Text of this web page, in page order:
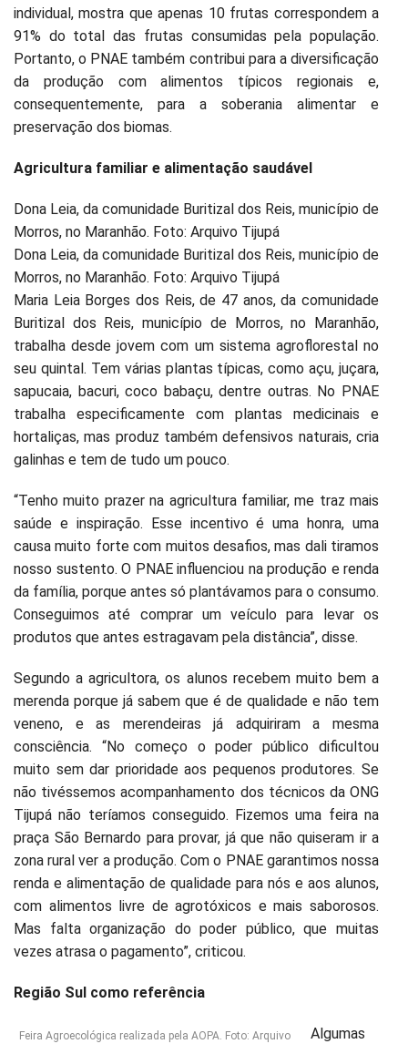
individual, mostra que apenas 10 frutas correspondem a
91% do total das frutas consumidas pela população.
Portanto, o PNAE também contribui para a diversificação
da produção com alimentos típicos regionais e,
consequentemente, para a soberania alimentar e
preservação dos biomas.
Agricultura familiar e alimentação saudável
Dona Leia, da comunidade Buritizal dos Reis, município de
Morros, no Maranhão. Foto: Arquivo Tijupá
Dona Leia, da comunidade Buritizal dos Reis, município de
Morros, no Maranhão. Foto: Arquivo Tijupá
Maria Leia Borges dos Reis, de 47 anos, da comunidade
Buritizal dos Reis, município de Morros, no Maranhão,
trabalha desde jovem com um sistema agroflorestal no
seu quintal. Tem várias plantas típicas, como açu, juçara,
sapucaia, bacuri, coco babaçu, dentre outras. No PNAE
trabalha especificamente com plantas medicinais e
hortaliças, mas produz também defensivos naturais, cria
galinhas e tem de tudo um pouco.
“Tenho muito prazer na agricultura familiar, me traz mais
saúde e inspiração. Esse incentivo é uma honra, uma
causa muito forte com muitos desafios, mas dali tiramos
nosso sustento. O PNAE influenciou na produção e renda
da família, porque antes só plantávamos para o consumo.
Conseguimos até comprar um veículo para levar os
produtos que antes estragavam pela distância”, disse.
Segundo a agricultora, os alunos recebem muito bem a
merenda porque já sabem que é de qualidade e não tem
veneno, e as merendeiras já adquiriram a mesma
consciência. “No começo o poder público dificultou
muito sem dar prioridade aos pequenos produtores. Se
não tivéssemos acompanhamento dos técnicos da ONG
Tijupá não teríamos conseguido. Fizemos uma feira na
praça São Bernardo para provar, já que não quiseram ir a
zona rural ver a produção. Com o PNAE garantimos nossa
renda e alimentação de qualidade para nós e aos alunos,
com alimentos livre de agrotóxicos e mais saborosos.
Mas falta organização do poder público, que muitas
vezes atrasa o pagamento”, criticou.
Região Sul como referência
Feira Agroecológica realizada pela AOPA. Foto: Arquivo
Algumas